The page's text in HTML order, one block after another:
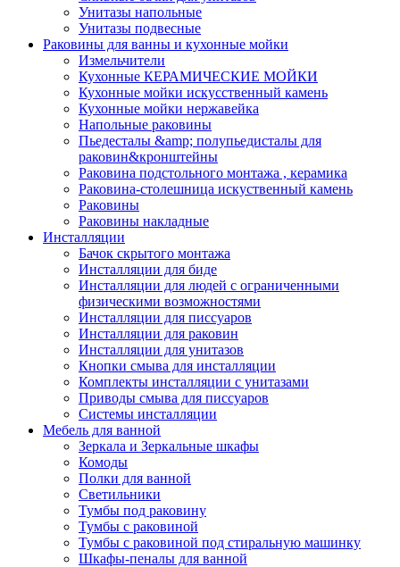
Унитазы напольные
Унитазы подвесные
Раковины для ванны и кухонные мойки
Измельчители
Кухонные КЕРАМИЧЕСКИЕ МОЙКИ
Кухонные мойки искусственный камень
Кухонные мойки нержавейка
Напольные раковины
Пьедесталы &amp; полупьедисталы для
раковин&кронштейны
Раковина подстольного монтажа , керамика
Раковина-столешница искуственный камень
Раковины
Раковины накладные
Инсталляции
Бачок скрытого монтажа
Инсталляции для биде
Инсталляции для людей с ограниченными
физическими возможностями
Инсталляции для писсуаров
Инсталляции для раковин
Инсталляции для унитазов
Кнопки смыва для инсталляции
Комплекты инсталляции с унитазами
Приводы смыва для писсуаров
Системы инсталляции
Мебель для ванной
Зеркала и Зеркальные шкафы
Комоды
Полки для ванной
Светильники
Тумбы под раковину
Тумбы с раковиной
Тумбы с раковиной под стиральную машинку
Шкафы-пеналы для ванной